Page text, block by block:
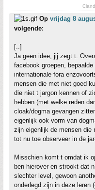
Op vrijdag 8
volgende:
[..]
Ja geen idee, jij zegt t.
facebook groepen,
internationale fora
mensen die met niet goed
die niet t jargon kennen of
hebben (met welke reden
cloak/dogma gevangen
eigenlijk ook vorm van
zijn eigenlijk de mensen die
tot nu toe observeer in de
Misschien komt t omdat ik
ben hierover en strookt dat
slechter level, gewoon
onderlegd zijn in deze leren